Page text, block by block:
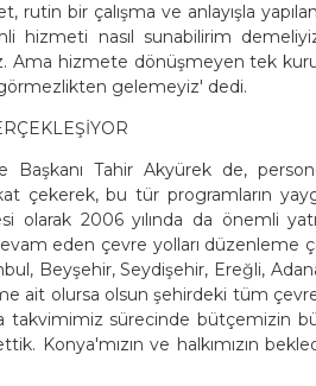
bir çalışma ve anlayışla
hizmeti nasıl sunabilirim
Ama hizmete dönüşmeyen tek
görmezlikten gelemeyiz' dedi.
Başkanı Tahir Akyürek de,
çekerek, bu tür programların
olarak 2006 yılında da önemli
eden çevre yolları düzenleme
Beyşehir, Seydişehir, Ereğli,
ait olursa olsun şehirdeki tüm
takvimimiz sürecinde bütçemizin
Konya'mızın ve halkımızın